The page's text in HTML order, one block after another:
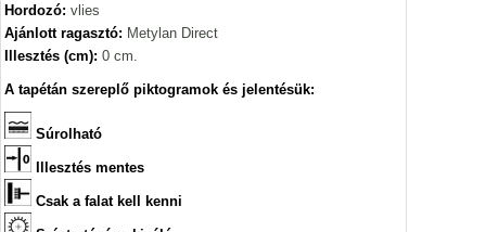
Hordozó: vlies
Ajánlott ragasztó: Metylan Direct
Illesztés (cm): 0 cm.
A tapétán szereplő piktogramok és jelentésük:
Súrolható
Illesztés mentes
Csak a falat kell kenni